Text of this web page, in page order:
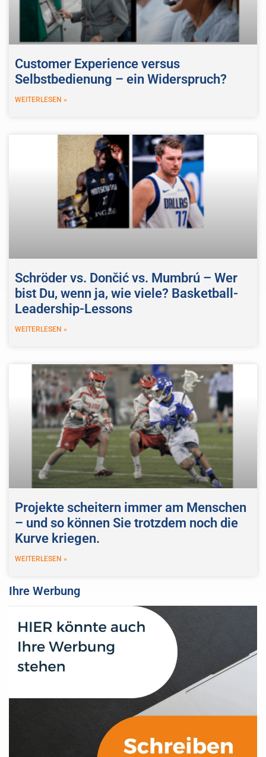
Customer Experience versus
Selbstbedienung – ein Widerspruch?
WEITERLESEN »
Schröder vs. Dončić vs. Mumbrú – Wer
bist Du, wenn ja, wie viele? Basketball-
Leadership-Lessons
WEITERLESEN »
Projekte scheitern immer am Menschen
– und so können Sie trotzdem noch die
Kurve kriegen.
WEITERLESEN »
Ihre Werbung